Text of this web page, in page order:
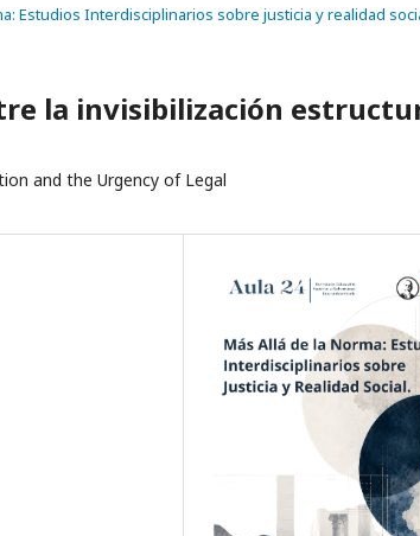
Estudios Interdisciplinarios sobre justicia y realidad
la invisibilización
and the Urgency of Legal